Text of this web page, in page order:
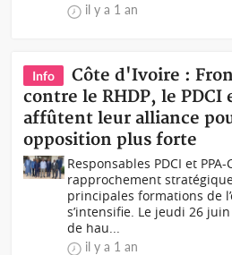
il y a 1 an
Info
Côte d'Ivoire :
contre le RHDP, le PDCI
affûtent leur alliance
opposition plus forte
Responsables PDCI et PPA-
rapprochement
principales formations de
s’intensifie. Le jeudi 26
de hau...
il y a 1 an